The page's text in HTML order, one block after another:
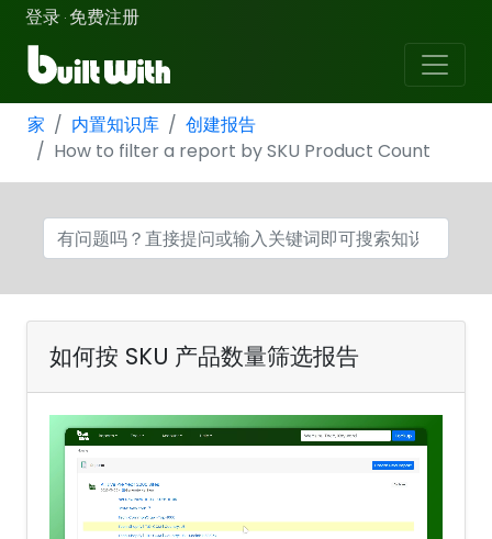
登录 · 免费注册
家 内置知识库
创建报告
How to filter a report by SKU Product Count
如何按 SKU 产品数量筛选报告